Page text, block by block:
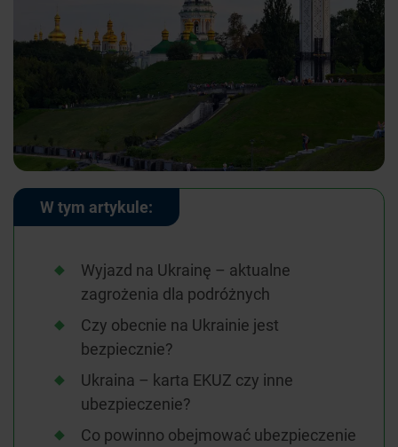
W tym artykule:
Wyjazd na Ukrainę – aktualne
zagrożenia dla podróżnych
Czy obecnie na Ukrainie jest
bezpiecznie?
Ukraina – karta EKUZ czy inne
ubezpieczenie?
Co powinno obejmować ubezpieczenie